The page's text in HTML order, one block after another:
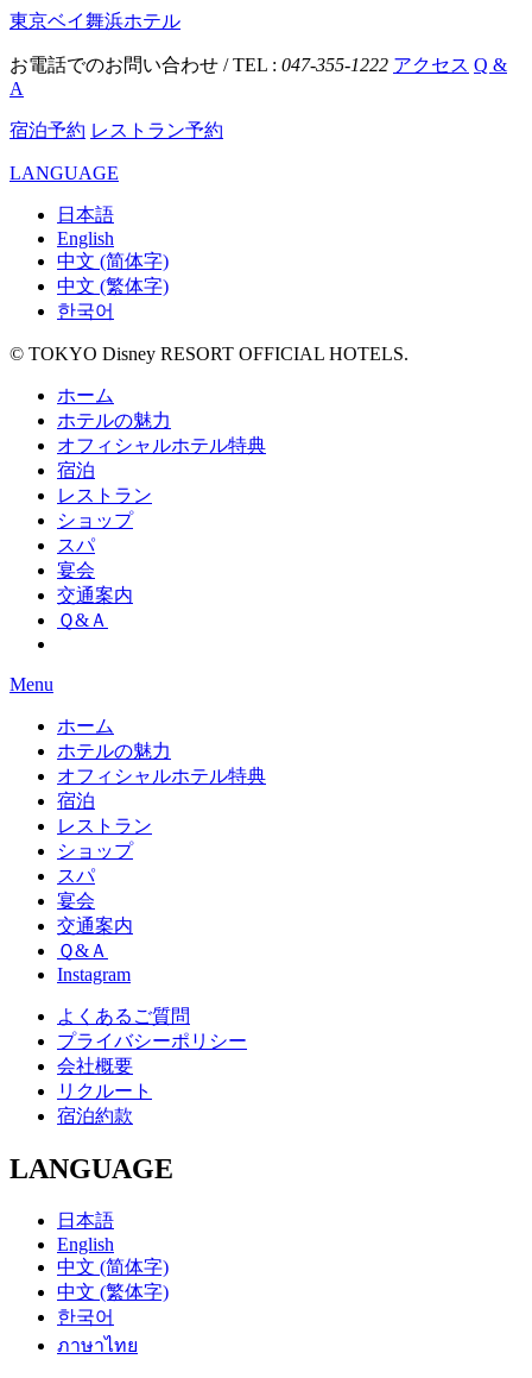
東京ベイ舞浜ホテル
お電話でのお問い合わせ / TEL : 047-355-1222 アクセス Q &
A
宿泊予約 レストラン予約
LANGUAGE
日本語
English
中文 (简体字)
中文 (繁体字)
한국어
© TOKYO Disney RESORT OFFICIAL HOTELS.
ホーム
ホテルの魅力
オフィシャルホテル特典
宿泊
レストラン
ショップ
スパ
宴会
交通案内
Ｑ&Ａ
Menu
ホーム
ホテルの魅力
オフィシャルホテル特典
宿泊
レストラン
ショップ
スパ
宴会
交通案内
Ｑ&Ａ
Instagram
よくあるご質問
プライバシーポリシー
会社概要
リクルート
宿泊約款
LANGUAGE
日本語
English
中文 (简体字)
中文 (繁体字)
한국어
ภาษาไทย